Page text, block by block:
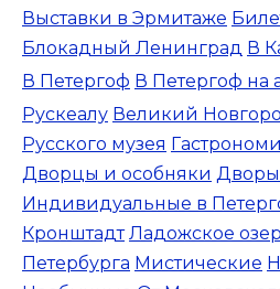
Выставки в Эрмитаже
Блокадный Ленинград В
В Петергоф В Петергоф на
Рускеалу Великий
Русского музея
Дворцы и особняки
Индивидуальные в
Кронштадт Ладожское
Петербурга Мистические